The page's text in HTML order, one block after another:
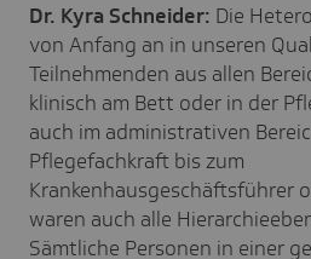
Dr. Kyra Schneider: Die
von Anfang an in unseren
Teilnehmenden aus allen
klinisch am Bett oder in der
auch im administrativen
Pflegefachkraft bis zum
Krankenhausgeschäftsführer
waren auch alle
Sämtliche Personen in einer